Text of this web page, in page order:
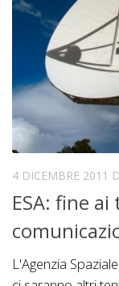
4 DICEMBRE 2011
ESA: fine
L'Agenzia